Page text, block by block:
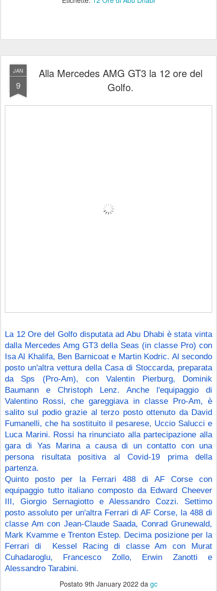
JAN
9
Alla Mercedes AMG GT3 la 12 ore del
Golfo.
La 12 Ore del Golfo disputata ad Abu Dhabi è stata vinta
dalla Mercedes Amg GT3 della Seas (in classe Pro) con
Isa Al Khalifa, Ben Barnicoat e Martin Kodric. Al secondo
posto un'altra vettura della Casa di Stoccarda, preparata
da Sps (Pro-Am), con Valentin Pierburg, Dominik
Baumann e Christoph Lenz. Anche l'equipaggio di
Valentino Rossi, che gareggiava in classe Pro-Am, è
salito sul podio grazie al terzo posto ottenuto da David
Fumanelli, che ha sostituito il pesarese, Uccio Salucci e
Luca Marini. Rossi ha rinunciato alla partecipazione alla
gara di Yas Marina a causa di un contatto con una
persona risultata positiva al Covid-19 prima della
partenza.
Quinto posto per la Ferrari 488 di AF Corse con
equipaggio tutto italiano composto da Edward Cheever
III, Giorgio Sernagiotto e Alessandro Cozzi. Settimo
posto assoluto per un'altra Ferrari di AF Corse, la 488 di
classe Am con Jean-Claude Saada, Conrad Grunewald,
Mark Kvamme e Trenton Estep. Decima posizione per la
Ferrari di  Kessel Racing di classe Am con Murat
Cuhadaroglu, Francesco Zollo, Erwin Zanotti e
Alessandro Tarabini.
Postato 9th January 2022 da gc